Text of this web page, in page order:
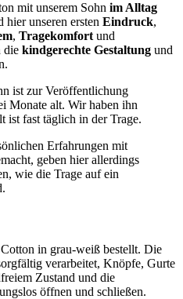
mit unserem Sohn im Alltag
hier unseren ersten Eindruck,
, Tragekomfort und
die kindgerechte Gestaltung und
ist zur Veröffentlichung
Monate alt. Wir haben ihn
ist fast täglich in der Trage.
Erfahrungen mit
geben hier allerdings
wie die Trage auf ein
in grau-weiß bestellt. Die
verarbeitet, Knöpfe, Gurte
Zustand und die
öffnen und schließen.